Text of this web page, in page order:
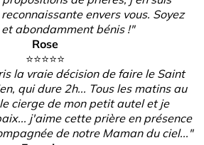
envers vous. Soyez
abondamment bénis !"
Rose
⭐️⭐️⭐️⭐️⭐️
la vraie décision de faire le Saint
qui dure 2h... Tous les matins au
cierge de mon petit autel et je
j'aime cette prière en présence
de notre Maman du ciel..."